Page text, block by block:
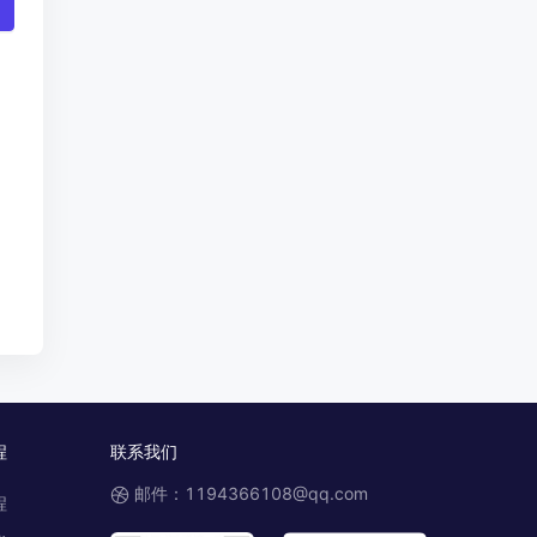
联系我们
邮件：1194366108@qq.com